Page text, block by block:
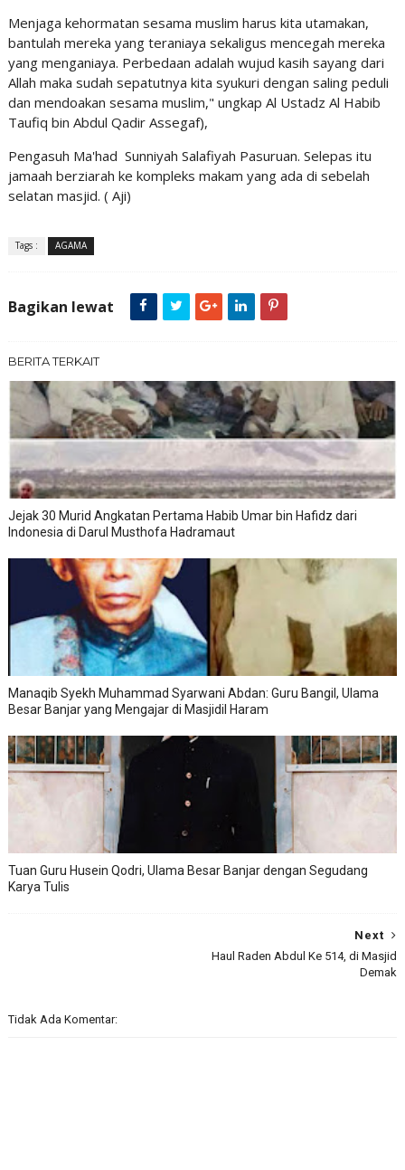
Menjaga kehormatan sesama muslim harus kita utamakan,
bantulah mereka yang teraniaya sekaligus mencegah mereka
yang menganiaya. Perbedaan adalah wujud kasih sayang dari
Allah maka sudah sepatutnya kita syukuri dengan saling peduli
dan mendoakan sesama muslim," ungkap Al Ustadz Al Habib
Taufiq bin Abdul Qadir Assegaf),
Pengasuh Ma'had Sunniyah Salafiyah Pasuruan. Selepas itu
jamaah berziarah ke kompleks makam yang ada di sebelah
selatan masjid. ( Aji)
Tags : AGAMA
Bagikan lewat
BERITA TERKAIT
Jejak 30 Murid Angkatan Pertama Habib Umar bin Hafidz dari
Indonesia di Darul Musthofa Hadramaut
Manaqib Syekh Muhammad Syarwani Abdan: Guru Bangil, Ulama
Besar Banjar yang Mengajar di Masjidil Haram
Tuan Guru Husein Qodri, Ulama Besar Banjar dengan Segudang
Karya Tulis
Next
Haul Raden Abdul Ke 514, di Masjid
Demak
Tidak Ada Komentar: